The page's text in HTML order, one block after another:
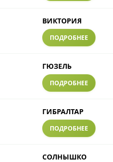
ВИКТОРИЯ
ПОДРОБНЕЕ
ГЮЗЕЛЬ
ПОДРОБНЕЕ
ГИБРАЛТАР
ПОДРОБНЕЕ
СОЛНЫШКО